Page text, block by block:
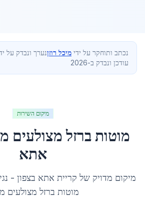
נכתב ותוחקר על ידי מיכל רוזןנערך ונבדק על
עודכן ונבדק ב-2026
מיקום השירות
מוטות ברזל מצולעים
אתא
מיקום מדויק של קריית אתא בצפון -
מוטות ברזל מצולעים